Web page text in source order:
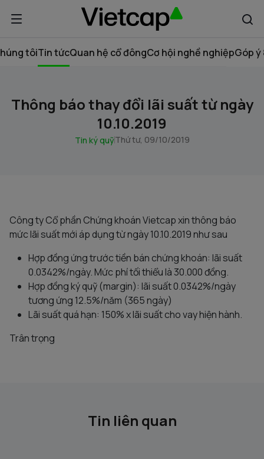
tôiTin tứcQuan hệ cổ đôngCơ hội nghề nghiệpGóp ý
Thông báo thay đổi lãi suất từ ngày
10.10.2019
Tin ký quỹThứ tư, 09/10/2019
Công ty Cổ phần Chứng khoán Vietcap xin thông báo
mức lãi suất mới áp dụng từ ngày 10.10.2019 như sau
Hợp đồng ứng trước tiền bán chứng khoán: lãi suất
0.0342%/ngày. Mức phí tối thiểu là 30.000 đồng.
Hợp đồng ký quỹ (margin): lãi suất 0.0342%/ngày
tương ứng 12.5%/năm (365 ngày)
Lãi suất quá hạn: 150% x lãi suất cho vay hiện hành.
Trân trọng
Tin liên quan